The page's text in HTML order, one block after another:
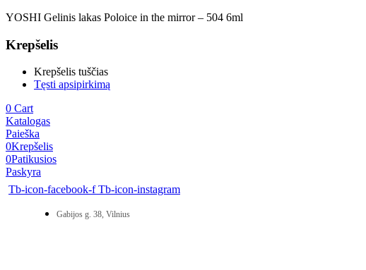
YOSHI Gelinis lakas Poloice in the mirror – 504 6ml
Krepšelis
Krepšelis tuščias
Tęsti apsipirkimą
0 Cart
Katalogas
Paieška
0Krepšelis
0Patikusios
Paskyra
Tb-icon-facebook-f Tb-icon-instagram
Gabijos g. 38, Vilnius